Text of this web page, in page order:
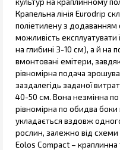
Крапельна лінія Eurodrip
поліетилену з додаванням
можливість експлуатувати
на глибині 3-10 см), а й на
вмонтовані емітери,
рівномірна подача
заздалегідь заданої
40-50 см. Вона незмінна по
рівномірна по обидва боки
укладається вздовж
рослин, залежно від схеми
Eolos Compact –